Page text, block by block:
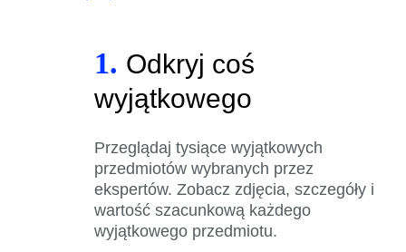
1. Odkryj coś
wyjątkowego
Przeglądaj tysiące wyjątkowych
przedmiotów wybranych przez
ekspertów. Zobacz zdjęcia, szczegóły i
wartość szacunkową każdego
wyjątkowego przedmiotu.